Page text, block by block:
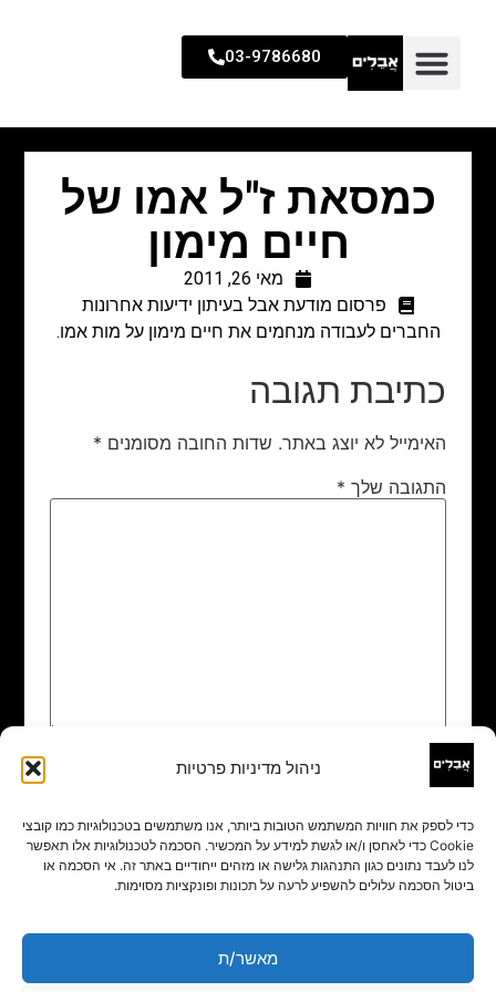
ניהול מדיניות פרטיות
כדי לספק את חוויות המשתמש הטובות ביותר, אנו משתמשים בטכנולוגיות כמו קובצי
Cookie כדי לאחסן ו/או לגשת למידע על המכשיר. הסכמה לטכנולוגיות אלו תאפשר
לנו לעבד נתונים כגון התנהגות גלישה או מזהים ייחודיים באתר זה. אי הסכמה או
ביטול הסכמה עלולים להשפיע לרעה על תכונות ופונקציות מסוימות.
מאשר/ת
03-9786680
כמסאת ז"ל אמו של
חיים מימון
מאי 26, 2011
פרסום מודעת אבל בעיתון ידיעות אחרונות
החברים לעבודה מנחמים את חיים מימון על מות אמו.
כתיבת תגובה
האימייל לא יוצג באתר. שדות החובה מסומנים *
התגובה שלך *
שם
אימייל*